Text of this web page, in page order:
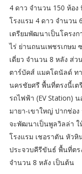
4 ดาว จำนวน 150 ห้อง
โรงแรม 4 ดาว จำนวน
เตรียมพัฒนาเป็นโครง
ไร่ ย่านถนนเพชรเกษม
เดี่ยว จำนวน 8 หลัง ส่
ตาร์บัคส์ แมคโดนัลด์ ท
นครชัยศรี พื้นที่ตรงนี้เต
รถไฟฟ้า (EV Station)
มายา-เขาใหญ่ ปากช่อ
จะพัฒนาเป็นพูลวิลล่า ใ
โรงแรม เชอราตัน หัว
ประจวบคีรีขันธ์ พื้นที่ตร
จำนวน 8 หลัง เป็นต้น